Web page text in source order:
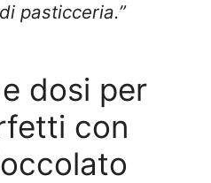
pasticceria.”
dosi per
con